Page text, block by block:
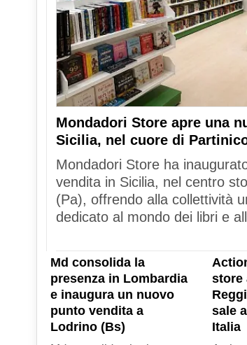
Mondadori Store apre una
Sicilia, nel cuore di
Mondadori Store ha
vendita in Sicilia, nel centro
(Pa), offrendo alla collettività
dedicato al mondo dei libri e
Md consolida la
presenza in Lombardia
e inaugura un nuovo
punto vendita a
Lodrino (Bs)
store
sale
Italia